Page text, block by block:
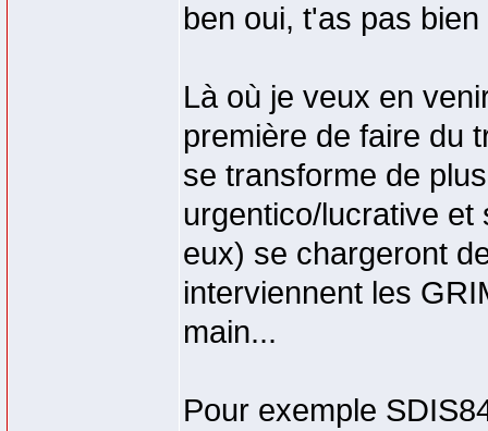
ben oui, t'as pas
Là où je veux en
première de faire du
se transforme de
urgentico/lucrative
eux) se chargeront
interviennent les
main...
Pour exemple